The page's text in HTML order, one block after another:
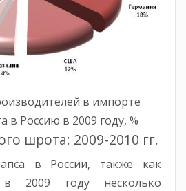
в импорте
в Россию в 2009 году, %
шрота: 2009-2010 гг.
в России, также как
в 2009 году несколько